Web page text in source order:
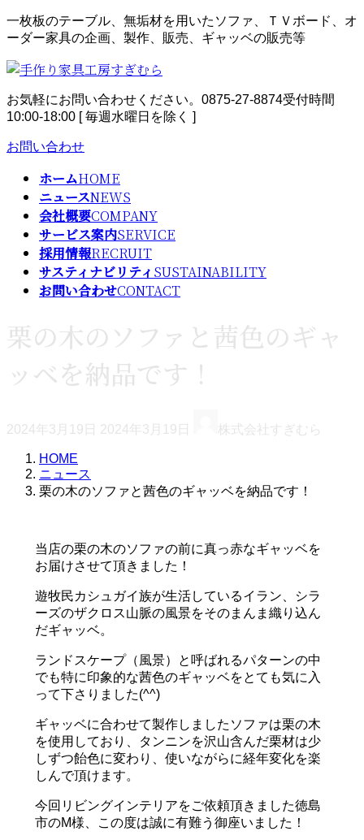
コ
ン
ン
へ
ス
キ
ッ
ナ
ビ
ー
ョ
ン
に
移
一枚板のテーブル、無垢材を用いたソファ、ＴＶボード、オ
ーダー家具の企画、製作、販売、ギャッベの販売等
お気軽にお問い合わせください。 0875-27-8874受付時間
10:00-18:00 [ 毎週水曜日を除く ]
お問い合わせ
ホームHOME
ニュースNEWS
会社概要COMPANY
サービス案内SERVICE
採用情報RECRUIT
サスティナビリティ SUSTAINABILITY
お問い合わせCONTACT
栗の木のソファと茜色のギャ
ッベを納品です！
2024年3月19日
終
日
時
2024年3月19日 株式会社すぎむら
HOME
ニュース
栗の木のソファと茜色のギャッベを納品です！
当店の栗の木のソファの前に真っ赤なギャッベを
お届けさせて頂きました！
遊牧民カシュガイ族が生活しているイラン、シラ
ーズのザクロス山脈の風景をそのまんま織り込ん
だギャッベ。
ランドスケープ（風景）と呼ばれるパターンの中
でも特に印象的な茜色のギャッベをとても気に入
って下さりました(^^)
ギャッベに合わせて製作しましたソファは栗の木
を使用しており、タンニンを沢山含んだ栗材は少
しずつ飴色に変わり、使いながらに経年変化を楽
しんで頂けます。
今回リビングインテリアをご依頼頂きました徳島
市のM様、この度は誠に有難う御座いました！